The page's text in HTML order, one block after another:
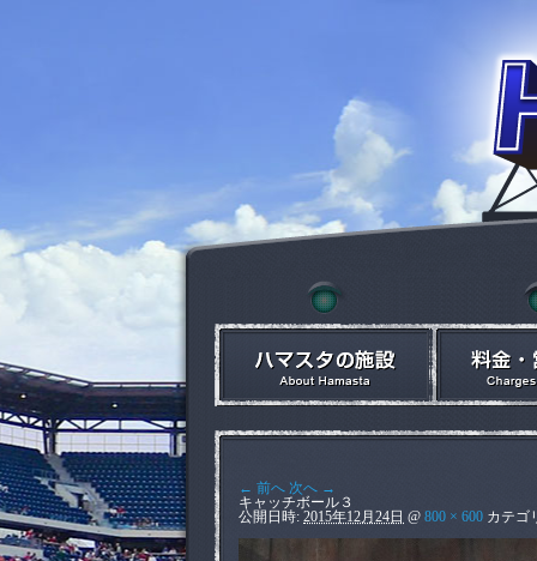
← 前へ 次へ →
キャッチボール３
公開日時: 2015年12月24日 @ 800 × 600 カテゴ